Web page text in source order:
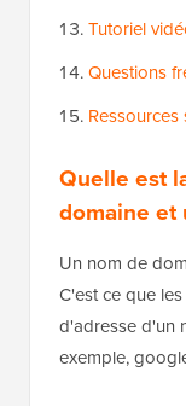
Tutoriel
Questions
Quelle est
domaine et
Un nom de
C'est ce que
d'adresse d'un
exemple,